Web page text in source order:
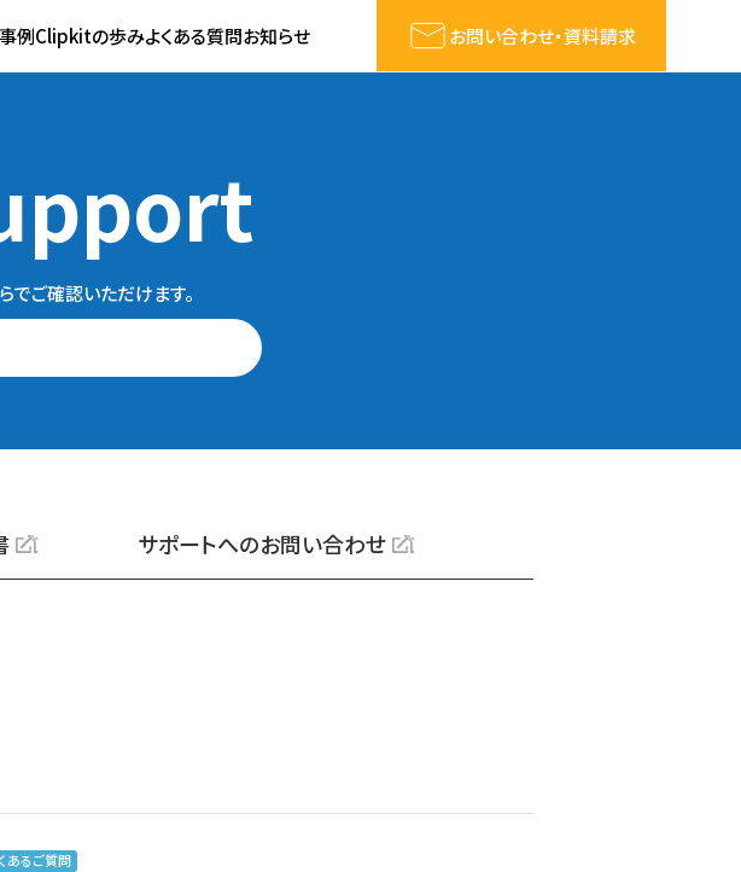
例Clipkitの歩みよくある質問お知らせ お問い合わせ・資料請求
でご確認いただけます。
サポートへのお問い合わせ
あるご質問